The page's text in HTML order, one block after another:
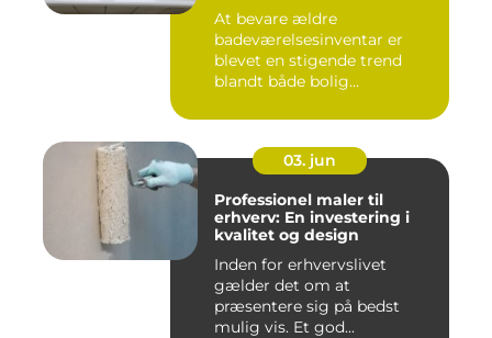
At bevare ældre
badeværelsesinventar er
blevet en stigende trend
blandt både bolig...
03. jun
Professionel maler til
erhverv: En investering i
kvalitet og design
Inden for erhvervslivet
gælder det om at
præsentere sig på bedst
mulig vis. Et god...